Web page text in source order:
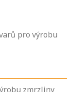
pro výrobu
zmrzliny